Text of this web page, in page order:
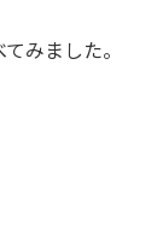
みました。